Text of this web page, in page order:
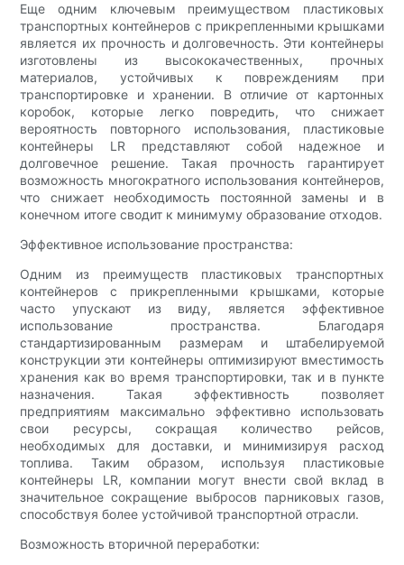
Еще одним ключевым преимуществом пластиковых
транспортных контейнеров с прикрепленными крышками
является их прочность и долговечность. Эти контейнеры
изготовлены из высококачественных, прочных
материалов, устойчивых к повреждениям при
транспортировке и хранении. В отличие от картонных
коробок, которые легко повредить, что снижает
вероятность повторного использования, пластиковые
контейнеры LR представляют собой надежное и
долговечное решение. Такая прочность гарантирует
возможность многократного использования контейнеров,
что снижает необходимость постоянной замены и в
конечном итоге сводит к минимуму образование отходов.
Эффективное использование пространства:
Одним из преимуществ пластиковых транспортных
контейнеров с прикрепленными крышками, которые
часто упускают из виду, является эффективное
использование пространства. Благодаря
стандартизированным размерам и штабелируемой
конструкции эти контейнеры оптимизируют вместимость
хранения как во время транспортировки, так и в пункте
назначения. Такая эффективность позволяет
предприятиям максимально эффективно использовать
свои ресурсы, сокращая количество рейсов,
необходимых для доставки, и минимизируя расход
топлива. Таким образом, используя пластиковые
контейнеры LR, компании могут внести свой вклад в
значительное сокращение выбросов парниковых газов,
способствуя более устойчивой транспортной отрасли.
Возможность вторичной переработки: